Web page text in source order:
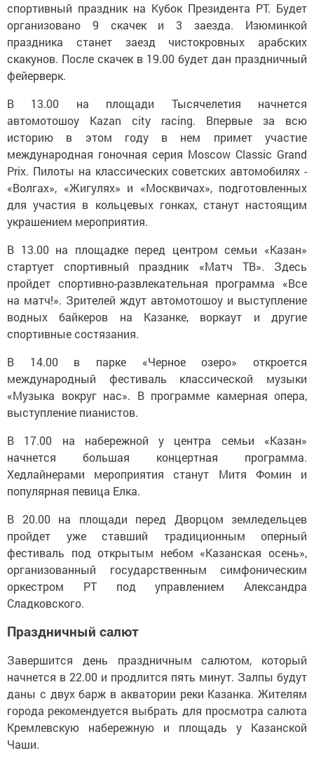
спортивный праздник на Кубок Президента РТ. Будет
организовано 9 скачек и 3 заезда. Изюминкой
праздника станет заезд чистокровных арабских
скакунов. После скачек в 19.00 будет дан праздничный
фейерверк.
В 13.00 на площади Тысячелетия начнется
автомотошоу Kazan city racing. Впервые за всю
историю в этом году в нем примет участие
международная гоночная серия Moscow Classic Grand
Prix. Пилоты на классических советских автомобилях -
«Волгах», «Жигулях» и «Москвичах», подготовленных
для участия в кольцевых гонках, станут настоящим
украшением мероприятия.
В 13.00 на площадке перед центром семьи «Казан»
стартует спортивный праздник «Матч ТВ». Здесь
пройдет спортивно-развлекательная программа «Все
на матч!». Зрителей ждут автомотошоу и выступление
водных байкеров на Казанке, воркаут и другие
спортивные состязания.
В 14.00 в парке «Черное озеро» откроется
международный фестиваль классической музыки
«Музыка вокруг нас». В программе камерная опера,
выступление пианистов.
В 17.00 на набережной у центра семьи «Казан»
начнется большая концертная программа.
Хедлайнерами мероприятия станут Митя Фомин и
популярная певица Елка.
В 20.00 на площади перед Дворцом земледельцев
пройдет уже ставший традиционным оперный
фестиваль под открытым небом «Казанская осень»,
организованный государственным симфоническим
оркестром РТ под управлением Александра
Сладковского.
Праздничный салют
Завершится день праздничным салютом, который
начнется в 22.00 и продлится пять минут. Залпы будут
даны с двух барж в акватории реки Казанка. Жителям
города рекомендуется выбрать для просмотра салюта
Кремлевскую набережную и площадь у Казанской
Чаши.